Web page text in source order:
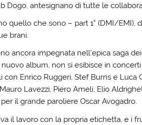
Dogo, antesignano di tutte le
quello che sono – part 1” (DMI/
brani.
ancora impegnata nell’epica saga
album, non si esibisce in
con Enrico Ruggeri, Stef Burns e
Lavezzi, Piero Ameli, Elio
il grande paroliere Oscar Avogadro.
il lavoro con la propria etichetta, e i